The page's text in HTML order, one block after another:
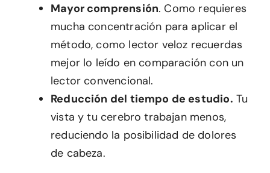
Mayor comprensión. Como requieres
mucha concentración para aplicar el
método, como lector veloz recuerdas
mejor lo leído en comparación con un
lector convencional.
Reducción del tiempo de estudio. Tu
vista y tu cerebro trabajan menos,
reduciendo la posibilidad de dolores
de cabeza.